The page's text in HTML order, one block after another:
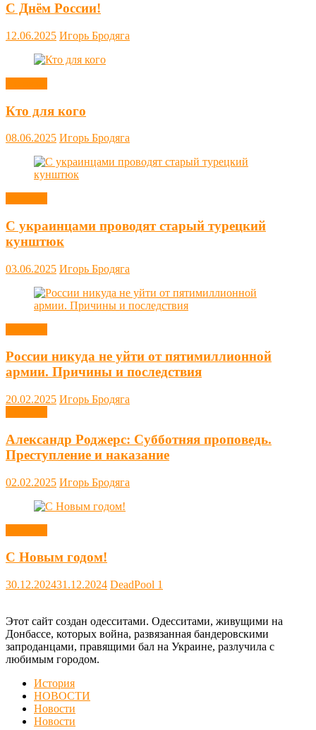
С Днём России!
12.06.2025 Игорь Бродяга
Кто для кого
08.06.2025 Игорь Бродяга
С украинцами проводят старый турецкий
кунштюк
03.06.2025 Игорь Бродяга
России никуда не уйти от пятимиллионной
армии. Причины и последствия
20.02.2025 Игорь Бродяга
Александр Роджерс: Субботняя проповедь.
Преступление и наказание
02.02.2025 Игорь Бродяга
С Новым годом!
30.12.202431.12.2024 DeadPool 1
Этот сайт создан одесситами. Одесситами, живущими на
Донбассе, которых война, развязанная бандеровскими
запроданцами, правящими бал на Украине, разлучила с
любимым городом.
История
НОВОСТИ
Новости
Новости